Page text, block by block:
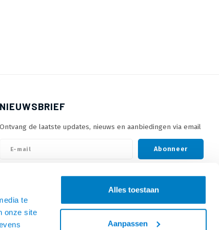
te
onze site
Alles toestaan
Aanpassen
NIEUWSBRIEF
Ontvang de laatste updates, nieuws en aanbiedingen via email
Abonneer